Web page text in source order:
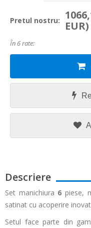
Pretul nostru:
EUR)
În 6 rate:
Descriere
Set manichiura 6piese,
satinat cu acoperire
Setul face parte din